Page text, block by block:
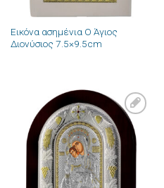
Εικόνα ασημένια Ο Άγιος
Διονύσιος 7.5×9.5cm
Πρόσθήκη
στην λίστα
επιθυμιών